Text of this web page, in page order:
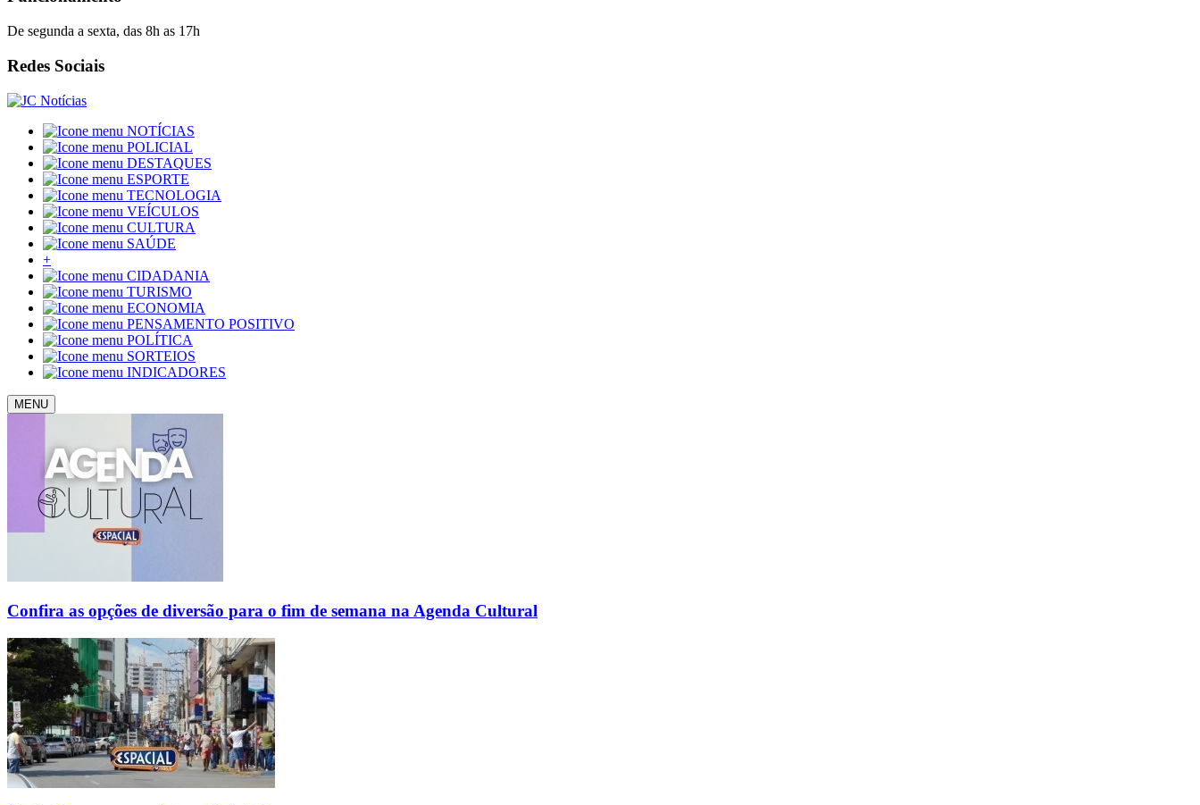
De segunda a sexta, das 8h as 17h
Redes Sociais
NOTÍCIAS
POLICIAL
DESTAQUES
ESPORTE
TECNOLOGIA
VEÍCULOS
CULTURA
SAÚDE
+
CIDADANIA
TURISMO
ECONOMIA
PENSAMENTO POSITIVO
POLÍTICA
SORTEIOS
INDICADORES
MENU
Confira as opções de diversão para o fim de semana na Agenda Cultural